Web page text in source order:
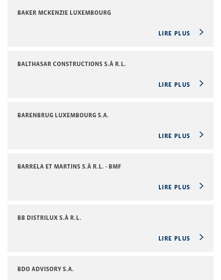
BAKER MCKENZIE LUXEMBOURG
LIRE PLUS
BALTHASAR CONSTRUCTIONS S.À R.L.
LIRE PLUS
BARENBRUG LUXEMBOURG S.A.
LIRE PLUS
BARRELA ET MARTINS S.À R.L. - BMF
LIRE PLUS
BB DISTRILUX S.À R.L.
LIRE PLUS
BDO ADVISORY S.A.